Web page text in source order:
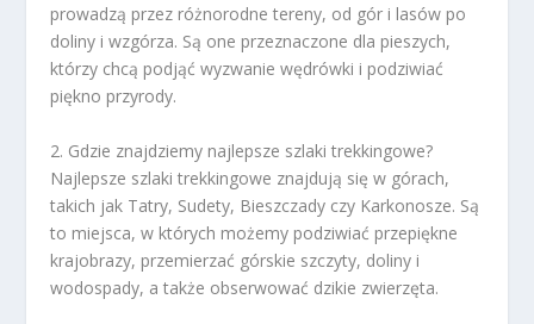
prowadzą przez różnorodne tereny, od gór i lasów po
doliny i wzgórza. Są one przeznaczone dla pieszych,
którzy chcą podjąć wyzwanie wędrówki i podziwiać
piękno przyrody.
2. Gdzie znajdziemy najlepsze szlaki trekkingowe?
Najlepsze szlaki trekkingowe znajdują się w górach,
takich jak Tatry, Sudety, Bieszczady czy Karkonosze. Są
to miejsca, w których możemy podziwiać przepiękne
krajobrazy, przemierzać górskie szczyty, doliny i
wodospady, a także obserwować dzikie zwierzęta.